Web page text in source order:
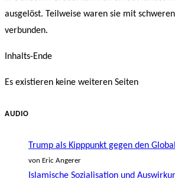
ausgelöst. Teilweise waren sie mit
verbunden.
Inhalts-Ende
Es existieren keine weiteren Seiten
AUDIO
Trump als Kipppunkt gegen den
von Eric Angerer
Islamische Sozialisation und